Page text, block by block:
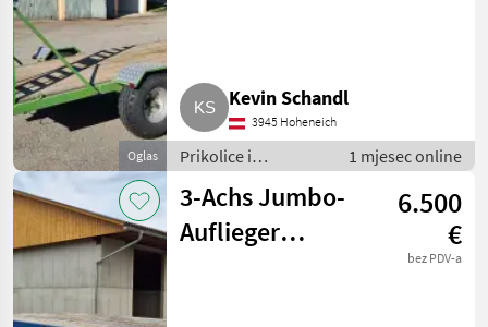
Oglas
Kevin Schandl
3945 Hoheneich
Prikolice i
transportna vozila /
Niski utovarivači
1 mjesec online
3-Achs Jumbo-
Auflieger
6.500
€
bez PDV-a